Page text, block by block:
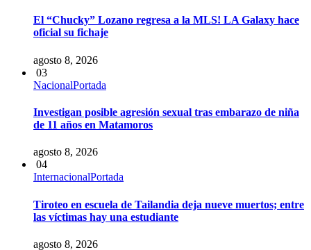
El “Chucky” Lozano regresa a la MLS! LA Galaxy hace
oficial su fichaje
agosto 8, 2026
03
NacionalPortada
Investigan posible agresión sexual tras embarazo de niña
de 11 años en Matamoros
agosto 8, 2026
04
InternacionalPortada
Tiroteo en escuela de Tailandia deja nueve muertos; entre
las víctimas hay una estudiante
agosto 8, 2026